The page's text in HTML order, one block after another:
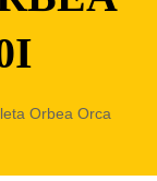
Orbea Orca